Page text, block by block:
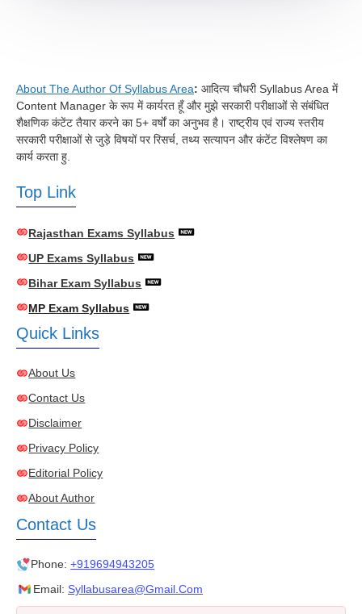
About The Author Of Syllabus Area: आदित्य चौधरी Syllabus Area में
Content Manager के रूप में कार्यरत हूँ और मुझे सरकारी परीक्षाओं से संबंधित
शैक्षणिक कंटेंट तैयार करने का 5+ वर्षों का अनुभव है। राष्ट्रीय एवं राज्य स्तरीय
सरकारी परीक्षाओं से जुड़े विषयों पर रिसर्च, तथ्य सत्यापन और कंटेंट विश्लेषण का
कार्य करता हु.
Top Link
Rajasthan Exams Syllabus
UP Exams Syllabus
Bihar Exam Syllabus
MP Exam Syllabus
Quick Links
About Us
Contact Us
Disclaimer
Privacy Policy
Editorial Policy
About Author
Contact Us
Phone:+919694943205
Email: Syllabusarea@gmail.com